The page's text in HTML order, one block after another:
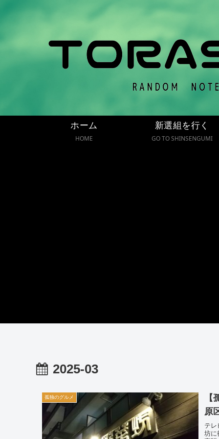
ホーム
HOME
新選組を行く
GO TO SHINSENGUMI
2025-03
孤独のグルメ
原
テレ
坊に